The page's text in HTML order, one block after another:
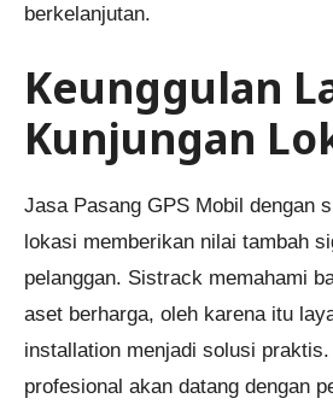
berkelanjutan.
Keunggulan
Kunjungan
Jasa Pasang GPS Mobil dengan
lokasi memberikan nilai tambah
pelanggan. Sistrack memahami
aset berharga, oleh karena itu
installation menjadi solusi
profesional akan datang dengan